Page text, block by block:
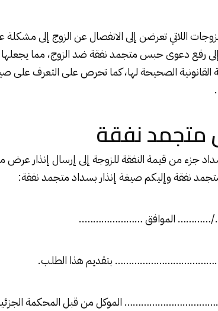
اللاتي تعرضن إلى الانفصال عن الزوج إلى
إلى رفع دعوى حبس متجمد نفقة ضد الزوج، مما
القانونية الصحيحة لها، كما تحرص على التعرف على
متجمد نفقة
جزء من قيمة النفقة للزوجة إلى إرسال إنذار عرض
نفقة وإليكم صيغة إنذار بسداد متجمد نفقة:
………… الموافق …………………..
بتقديم هذا الطلب.
الموكل من قبل المحكمة